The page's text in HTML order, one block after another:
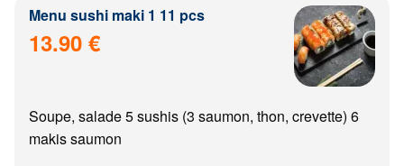
Menu sushi maki 1 11 pcs
13.90 €
Soupe, salade 5 sushis (3 saumon, thon, crevette) 6
makis saumon